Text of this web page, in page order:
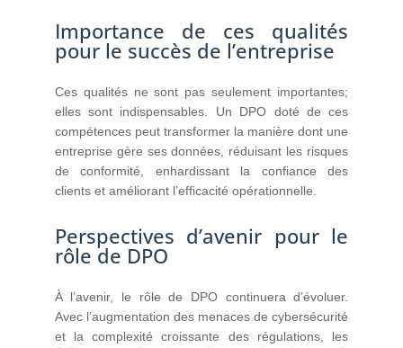
Importance de ces qualités
pour le succès de l’entreprise
Ces qualités ne sont pas seulement importantes;
elles sont indispensables. Un DPO doté de ces
compétences peut transformer la manière dont une
entreprise gère ses données, réduisant les risques
de conformité, enhardissant la confiance des
clients et améliorant l’efficacité opérationnelle.
Perspectives d’avenir pour le
rôle de DPO
À l’avenir, le rôle de DPO continuera d’évoluer.
Avec l’augmentation des menaces de cybersécurité
et la complexité croissante des régulations, les